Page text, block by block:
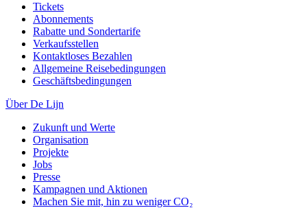
Tickets
Abonnements
Rabatte und Sondertarife
Verkaufsstellen
Kontaktloses Bezahlen
Allgemeine Reisebedingungen
Geschäftsbedingungen
Über De Lijn
Zukunft und Werte
Organisation
Projekte
Jobs
Presse
Kampagnen und Aktionen
Machen Sie mit, hin zu weniger CO₂